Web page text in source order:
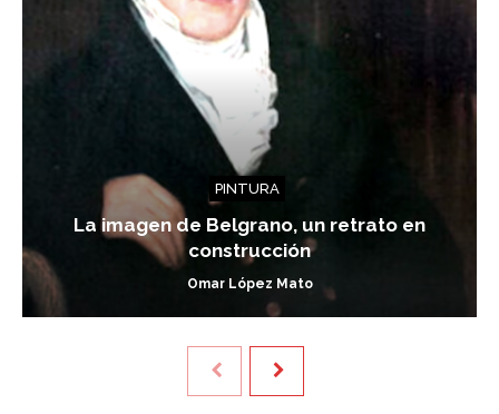
PINTURA
La imagen de Belgrano, un retrato en
construcción
Omar López Mato